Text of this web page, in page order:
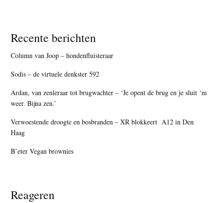
Recente berichten
Column van Joop – hondenfluisteraar
Sodis – de virtuele denkster 592
Ardan, van zenleraar tot brugwachter – ‘Je opent de brug en je sluit ‘m
weer. Bijna zen.’
Verwoestende droogte en bosbranden – XR blokkeert A12 in Den
Haag
B’eter Vegan brownies
Reageren